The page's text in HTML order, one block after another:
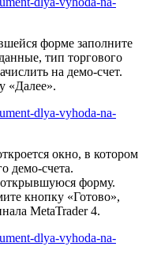
форме заполните
тип торгового
на демо-счет.
«Далее».
окно, в котором
демо-счета.
открывшуюся форму.
кнопку «Готово»,
MetaTrader 4.